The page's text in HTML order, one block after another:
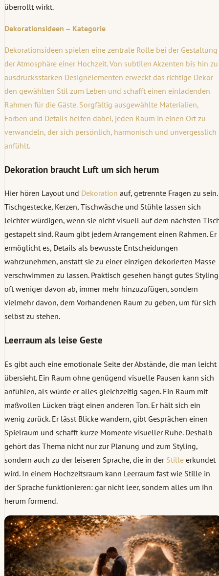
überrollt wirkt.
Dekorationsideen – Kategorie
Dekorationsideen spielen eine zentrale Rolle bei der Gestaltung
der Atmosphäre einer Hochzeit. Von subtilen Akzenten bis hin zu
ausdrucksstarken Designelementen erweckt das richtige Dekor
den gewählten Stil zum Leben und schafft einen einladenden
Rahmen für die Gäste. Sorgfältig ausgewählte Materialien,
Farben und Details helfen dabei, jeden Raum in einen Ort zu
verwandeln, der sich persönlich, harmonisch und unvergesslich
anfühlt.
Dekoration braucht Luft um sich herum
Hier hören Layout und Dekoration auf, getrennte Fragen zu sein.
Tischgestecke, Kerzen, Tischwäsche und Stühle lassen sich
leichter würdigen, wenn sie nicht visuell auf dem nächsten
gestapelt sind. Raum gibt jedem Arrangement einen Rahmen. Er
ermöglicht es, Details als bewusste Entscheidungen
wahrzunehmen, anstatt sie zu einer einzigen dekorierten Masse
verschwimmen zu lassen. Praktisch gesehen hängt gutes Styling
oft weniger davon ab, immer mehr hinzuzufügen, sondern
vielmehr davon, dem Vorhandenen Raum zu geben, um für sich
selbst zu stehen.
Leerraum als leise Geste
Es gibt auch eine emotionale Seite der Abstände, die man leicht
übersieht. Ein Raum ohne genügend visuelle Pausen kann sich
anfühlen, als würde er alles gleichzeitig sagen. Ein Raum mit
maßvollen Lücken trägt einen anderen Ton. Er hält sich ein
wenig zurück. Er lässt Blicke wandern, gibt Gesprächen einen
Spielraum und schafft kurze Momente visueller Ruhe. Deshalb
gehört das Thema nicht nur zur Planung und zum Styling,
sondern auch zu der leiseren Sprache, die in der Stille erkundet
wird. In einem Hochzeitsraum kann Leerraum fast wie Stille in
der Sprache funktionieren: gar nicht leer, sondern alles um ihn
herum formend.